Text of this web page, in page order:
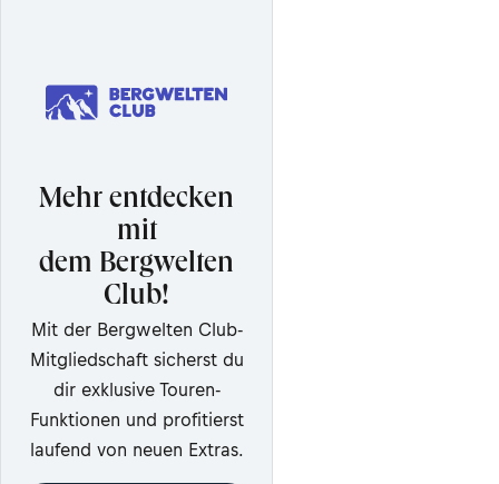
Mehr entdecken
mit
dem Bergwelten
Club!
Mit der Bergwelten Club-
Mitgliedschaft sicherst du
dir exklusive Touren-
Funktionen und profitierst
laufend von neuen Extras.